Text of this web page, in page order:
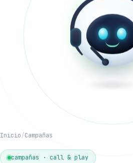
Inicio/Campañas
campañas · call & play